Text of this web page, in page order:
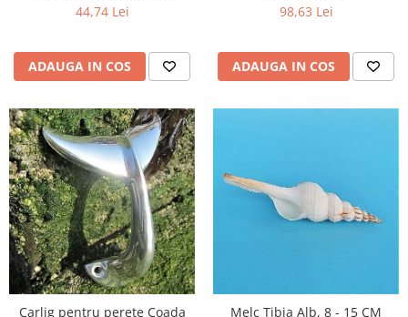
44,74 Lei
ADAUGA IN COS
98,63 Lei
ADAUGA IN COS
Carlig pentru perete Coada
Melc Tibia Alb, 8 - 15 CM